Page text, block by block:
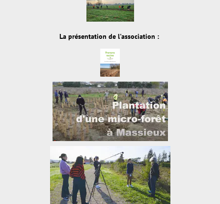
La présentation de l'association :